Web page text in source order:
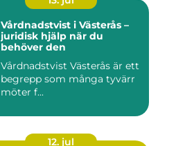
Vårdnadstvist i Västerås –
juridisk hjälp när du
behöver den
Vårdnadstvist Västerås är ett
begrepp som många tyvärr
möter f...
12. jul